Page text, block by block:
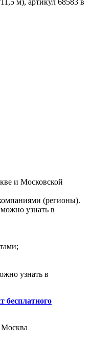
м), артикул 68583 в
и Московской
(регионы).
узнать в
узнать в
бесплатного
Москва